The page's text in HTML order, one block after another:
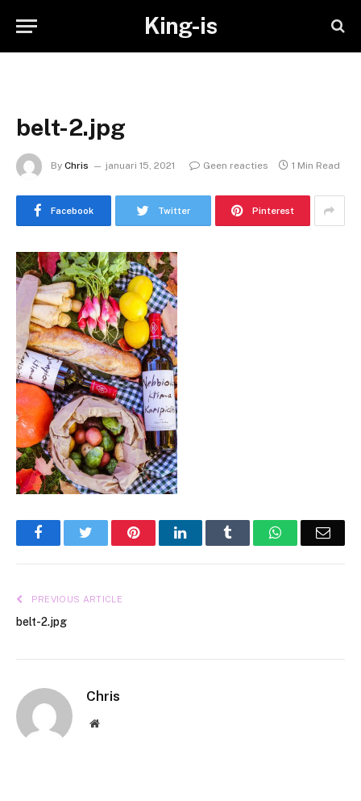
King-is
belt-2.jpg
By Chris januari 15, 2021 Geen reacties 1 Min Read
Facebook Twitter Pinterest
FacebookTwitter PinterestLinkedIn Tumblr WhatsApp
PREVIOUS ARTICLE
belt-2.jpg
Chris
Website